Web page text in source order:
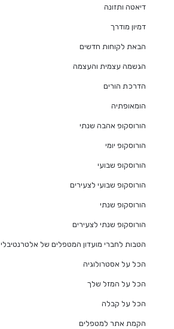
דיאטה ותזונה
דמיון מודרך
הבאת לקוחות חדשים
הגשמה עצמית והעצמה
הדרכת הורים
הומאופתיה
הורוסקופ אהבה שנתי
הורוסקופ יומי
הורוסקופ שבועי
הורוסקופ שבועי לצעירים
הורוסקופ שנתי
הורוסקופ שנתי לצעירים
הטבות לחברי מועדון המטפלים של אלטרנטיבלי
הכל על אסטרולוגיה
הכל על המזל שלך
הכל על קבלה
הקמת אתר למטפלים